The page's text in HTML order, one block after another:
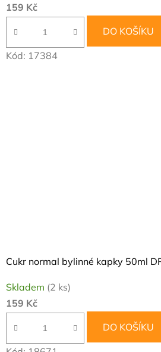
159 Kč
DO KOŠÍKU
Kód: 17384
Cukr normal bylinné kapky 50ml
Skladem (2 ks)
159 Kč
DO KOŠÍKU